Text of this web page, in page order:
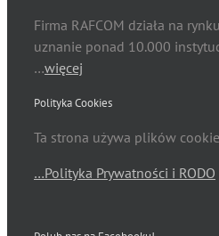
Firma RAFCOM działa na
uznanie ponad 10.000
…więcej
Polityka Cookies
Ta strona używa plików
…Polityka Prywatności i RODO